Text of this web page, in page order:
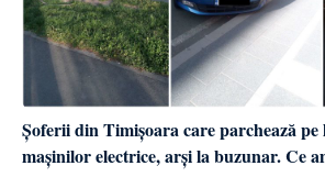
Șoferii din Timișoara care parchează pe
mașinilor electrice, arși la buzunar. Ce